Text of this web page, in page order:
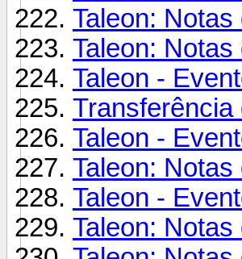
Taleon:
Taleon:
Taleon -
Transferência
Taleon -
Taleon:
Taleon -
Taleon: